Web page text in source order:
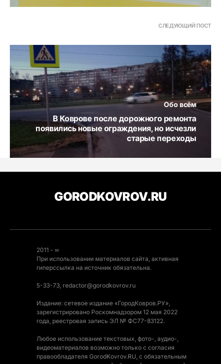
СЛЕДУЮЩИЙ ПОСТ
Обо всём
В Коврове после дорожного ремонта
появились новые ограждения, но исчезли
старые переходы
GORODKOVROV.RU
2011 - ∞
При использовании материалов сайта, активная
гиперссылка на источник обязательна.
5-33-73, redactor@gorodkovrov.ru
Издание: сетевое издание «ГородКовров.РУ»,
зарегистрировано Роскомнадзором 12 мая 2022
года, реестровая запись ЭЛ № ФС77-83122.
Любое использование текстовых, фото-, аудио-,
видеоматериалов возможно только с согласия
правообладателя GorodKovrov.RU, с обязательным